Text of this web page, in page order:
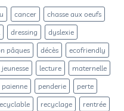
cancer
chasse aux oeufs
dressing
dyslexie
pâques décès
ecofriendly
jeunesse lecture
maternelle
paienne penderie
perte
recyclage
rentrée